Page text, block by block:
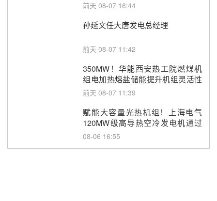
前天 08-07 16:44
孙延文任大唐发电总经理
前天 08-07 11:42
350MW！华能西安热工院燃煤机
组电加热熔盐储能提升机组灵活性
改造项目初步设计第三方评审服务
前天 08-07 11:39
赋能大容量光热机组！上海电气
120MW级高导热空冷发电机通过
型式试验
08-06 16:55